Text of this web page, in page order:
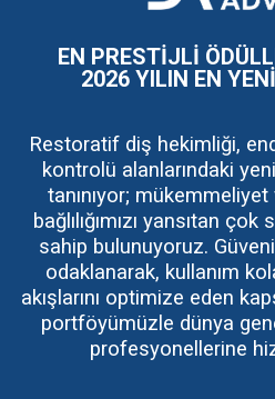
a
EN PRESTİJLİ
2026 YILIN EN
Restoratif diş hekimliği,
kontrolü alanlarındaki
tanınıyor;
bağlılığımızı yansıtan
sahip bulunuyoruz.
odaklanarak, kullanım
akışlarını optimize eden
portföyümüzle dünya
profesyonellerine